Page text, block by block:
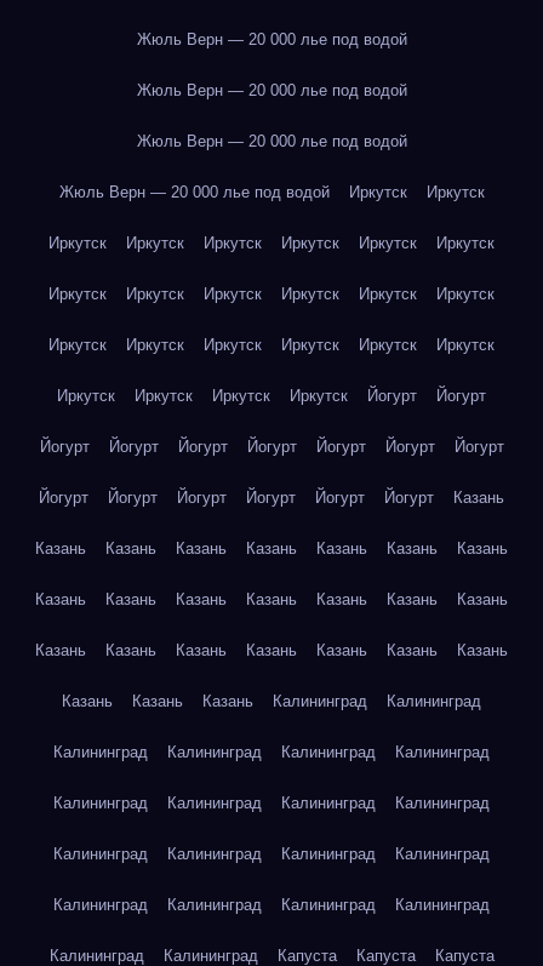
Жюль Верн — 20 000 лье под водой
Жюль Верн — 20 000 лье под водой
Жюль Верн — 20 000 лье под водой
Жюль Верн — 20 000 лье под водой Иркутск Иркутск
Иркутск Иркутск Иркутск Иркутск Иркутск Иркутск
Иркутск Иркутск Иркутск Иркутск Иркутск Иркутск
Иркутск Иркутск Иркутск Иркутск Иркутск Иркутск
Иркутск Иркутск Иркутск Иркутск Йогурт Йогурт
Йогурт Йогурт Йогурт Йогурт Йогурт Йогурт Йогурт
Йогурт Йогурт Йогурт Йогурт Йогурт Йогурт Казань
Казань Казань Казань Казань Казань Казань Казань
Казань Казань Казань Казань Казань Казань Казань
Казань Казань Казань Казань Казань Казань Казань
Казань Казань Казань Калининград Калининград
Калининград Калининград Калининград Калининград
Калининград Калининград Калининград Калининград
Калининград Калининград Калининград Калининград
Калининград Калининград Калининград Калининград
Калининград Калининград Капуста Капуста Капуста